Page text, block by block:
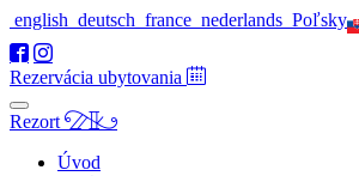
english deutsch france nederlands Poľsky
Rezervácia ubytovania
Rezort
Úvod